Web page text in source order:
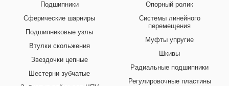
Подшипники
Сферические шарниры
Подшипниковые узлы
Втулки скольжения
Звездочки цепные
Шестерни зубчатые
Опорный ролик
Системы линейного
перемещения
Муфты упругие
Шкивы
Радиальные подшипники
Регулировочные пластины